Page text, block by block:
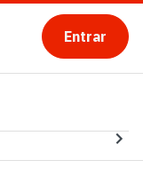
Entrar